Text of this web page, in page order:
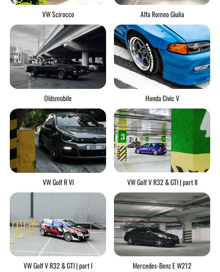
VW Scirocco Alfa Romeo Giulia
Oldsmobile Honda Civic V
VW Golf V R32 & GTI | part II
VW Golf R VI
Mercedes-Benz E W212
VW Golf V R32 & GTI | part I